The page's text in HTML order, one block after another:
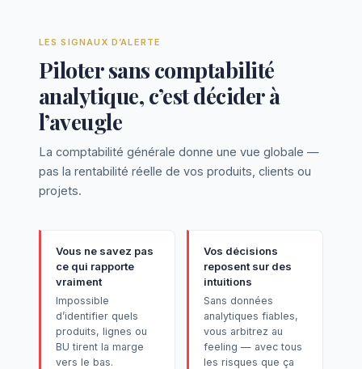
LES SIGNAUX D’ALERTE
Piloter sans comptabilité
analytique, c’est décider à
l’aveugle
La comptabilité générale donne une vue globale —
pas la rentabilité réelle de vos produits, clients ou
projets.
Vous ne savez pas
ce qui rapporte
vraiment
Impossible
d’identifier quels
produits, lignes ou
BU tirent la marge
vers le bas.
Vos décisions
reposent sur des
intuitions
Sans données
analytiques fiables,
vous arbitrez au
feeling — avec tous
les risques que ça